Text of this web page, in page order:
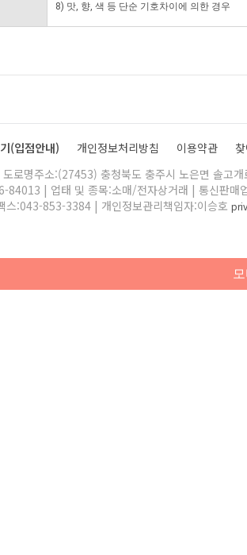
8) 맛, 향, 색 등 단순 기호차이에 의한 경우
(입점안내) 개인정보처리방침 이용약관
로명주소:(27453) 충청북도 충주시 노은면 솔고
84013 | 업태 및 종목:소매/전자상거래 | 통신판매
스:043-853-3384 | 개인정보관리책임자:이승호